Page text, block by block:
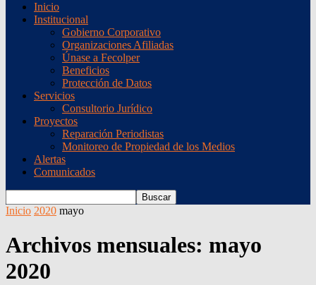
Inicio
Institucional
Gobierno Corporativo
Organizaciones Afiliadas
Únase a Fecolper
Beneficios
Protección de Datos
Servicios
Consultorio Jurídico
Proyectos
Reparación Periodistas
Monitoreo de Propiedad de los Medios
Alertas
Comunicados
Inicio 2020 mayo
Archivos mensuales: mayo
2020